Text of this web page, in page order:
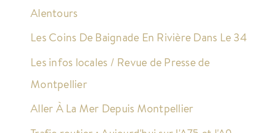
Alentours
Les Coins De Baignade En Rivière Dans Le 34
Les infos locales / Revue de Presse de
Montpellier
Aller À La Mer Depuis Montpellier